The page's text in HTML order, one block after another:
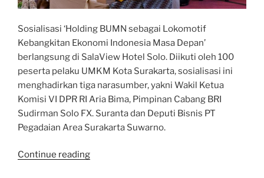
Sosialisasi ‘Holding BUMN sebagai Lokomotif
Kebangkitan Ekonomi Indonesia Masa Depan’
berlangsung di SalaView Hotel Solo. Diikuti oleh 100
peserta pelaku UMKM Kota Surakarta, sosialisasi ini
menghadirkan tiga narasumber, yakni Wakil Ketua
Komisi VI DPR RI Aria Bima, Pimpinan Cabang BRI
Sudirman Solo FX. Suranta dan Deputi Bisnis PT
Pegadaian Area Surakarta Suwarno.
Continue reading“Holding